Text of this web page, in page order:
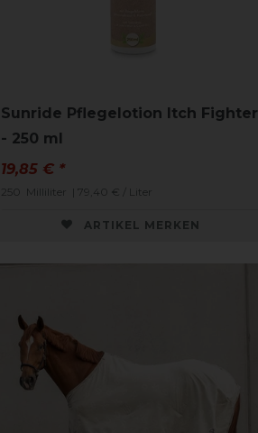
Sunride Pflegelotion Itch Fighter
- 250 ml
19,85 € *
250 Milliliter | 79,40 € / Liter
ARTIKEL MERKEN